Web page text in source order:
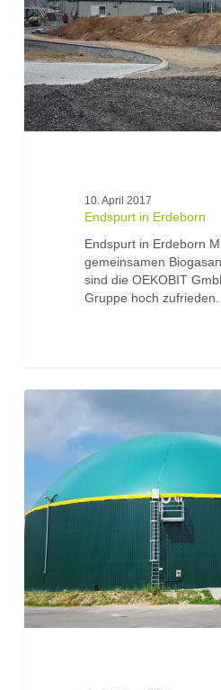
10. April 2017
Endspurt in Erdeborn
Endspurt in Erdeborn
gemeinsamen
sind die OEKOBIT
Gruppe hoch
Biogasanlage
Anlagenerweiterung
ermöglicht
duale
Einspeisung